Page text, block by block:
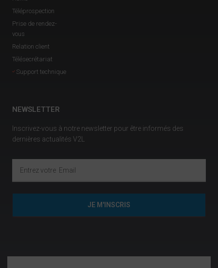
Téléprospection
Prise de rendez-
vous
Relation client
Télésecrétariat
Support technique
NEWSLETTER
Inscrivez-vous à notre newsletter pour être informés des
dernières actualités V2L
JE M'INSCRIS